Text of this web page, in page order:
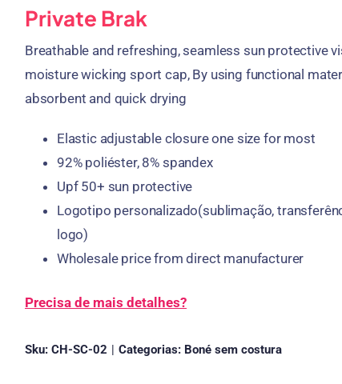
Private Brak
Breathable and refreshing,seamless sun protective
moisture wicking sport cap, By using functional
absorbent and quick drying
Elastic adjustable closure one size for most
92% poliéster, 8% spandex
Upf 50+ sun protective
Logotipo personalizado(sublimação,
logo)
Wholesale price from direct manufacturer
Precisa de mais detalhes?
Sku: CH-SC-02 | Categorias: Boné sem costura